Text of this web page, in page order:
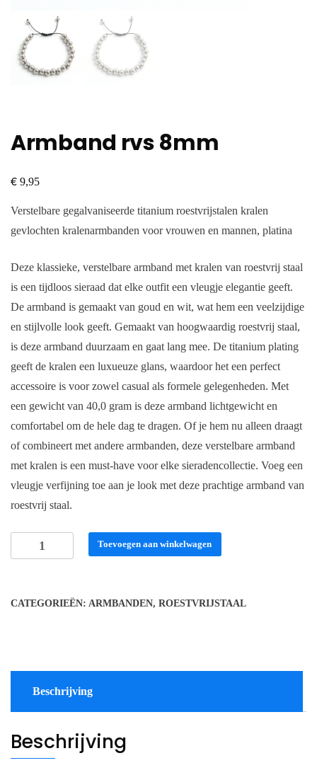
Armband rvs 8mm
€ 9,95
Verstelbare gegalvaniseerde titanium roestvrijstalen kralen
gevlochten kralenarmbanden voor vrouwen en mannen, platina
Deze klassieke, verstelbare armband met kralen van roestvrij staal
is een tijdloos sieraad dat elke outfit een vleugje elegantie geeft.
De armband is gemaakt van goud en wit, wat hem een ​​veelzijdige
en stijlvolle look geeft. Gemaakt van hoogwaardig roestvrij staal,
is deze armband duurzaam en gaat lang mee. De titanium plating
geeft de kralen een luxueuze glans, waardoor het een perfect
accessoire is voor zowel casual als formele gelegenheden. Met
een gewicht van 40,0 gram is deze armband lichtgewicht en
comfortabel om de hele dag te dragen. Of je hem nu alleen draagt ​​
of combineert met andere armbanden, deze verstelbare armband
met kralen is een must-have voor elke sieradencollectie. Voeg een
vleugje verfijning toe aan je look met deze prachtige armband van
roestvrij staal.
Armband
rvs
Toevoegen aan winkelwagen
CATEGORIEËN: ARMBANDEN, ROESTVRIJSTAAL
Beschrijving
Beschrijving